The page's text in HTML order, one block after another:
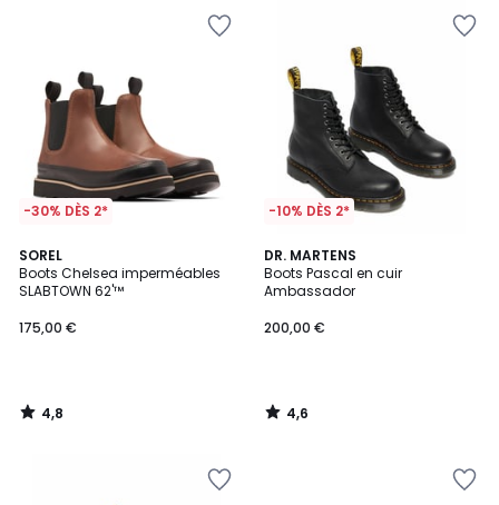
-30% DÈS 2*
SOREL
Boots Chelsea imperméables
SLABTOWN 62'™
175,00 €
4,8
/ 5
4,8
/
-10% DÈS 2*
DR. MARTENS
Boots Pascal en cuir
Ambassador
200,00 €
4,6
/ 5
4,6
/